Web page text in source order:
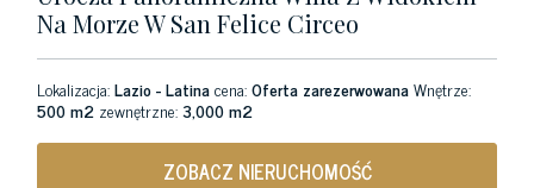
Na Morze W San Felice Circeo
Lokalizacja:Lazio - Latinacena:Oferta zarezerwowanaWnętrze:
500 m2 zewnętrzne:3,000 m2
ZOBACZ NIERUCHOMOŚĆ